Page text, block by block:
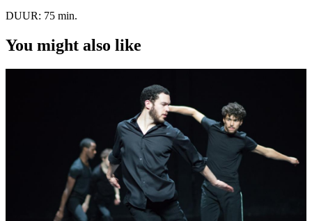
DUUR: 75 min.
You might also like